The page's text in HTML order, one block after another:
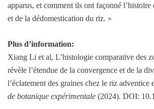
apparus, et comment ils ont façonné l’histoire
et de la dédomestication du riz. »
Plus d’information:
Xiang Li et al, L’histologie comparative des
révèle l’étendue de la convergence et de la
l’éclatement des graines chez le riz adventice
de botanique expérimentale (2024). DOI: